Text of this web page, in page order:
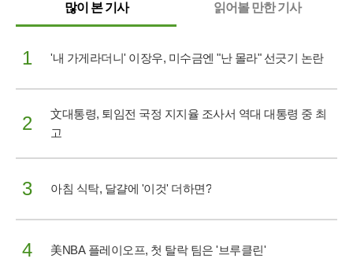
많이 본 기사
읽어볼 만한 기사
1 '내 가게라더니' 이장우, 미수금엔 "난 몰라" 선긋기 논란
2
文대통령, 퇴임전 국정 지지율 조사서 역대 대통령 중 최
고
3 아침 식탁, 달걀에 '이것' 더하면?
4 美NBA 플레이오프, 첫 탈락 팀은 '브루클린'